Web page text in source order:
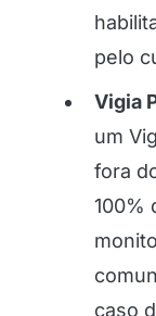
pelo
Vigia
um
fora
100%
caso